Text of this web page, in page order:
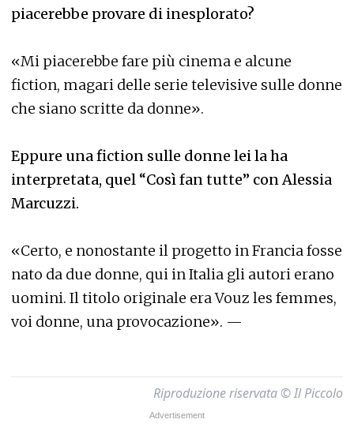
piacerebbe provare di inesplorato?
«Mi piacerebbe fare più cinema e alcune
fiction, magari delle serie televisive sulle donne
che siano scritte da donne».
Eppure una fiction sulle donne lei la ha
interpretata, quel “Così fan tutte” con Alessia
Marcuzzi.
«Certo, e nonostante il progetto in Francia fosse
nato da due donne, qui in Italia gli autori erano
uomini. Il titolo originale era Vouz les femmes,
voi donne, una provocazione». —
Riproduzione riservata © Il Piccolo